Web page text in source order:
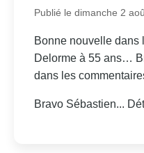
Publié le dimanche 2
Bonne nouvelle dans
Delorme à 55 ans…
dans les
Bravo Sébastien...